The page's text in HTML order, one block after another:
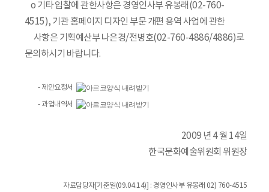
o 기타 입찰에 관한사항은 경영인사부 유봉래(02-760-
4515), 기관 홈페이지 디자인 부문 개편 용역 사업에 관한
사항은 기획예산부 나은경/전병호(02-760-4886/4886)로
문의하시기 바랍니다.
- 제안요청서
- 과업내역서
2009 년 4 월 14일
한국문화예술위원회 위원장
자료담당자[기준일(09.04.14)] : 경영인사부 유봉래 02) 760-4515